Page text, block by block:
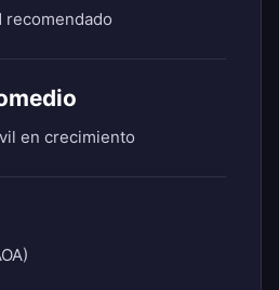
recomendado
en crecimiento